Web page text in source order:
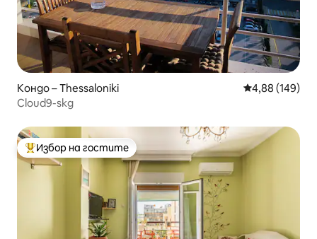
Кондо – Thessaloniki Средна
4,88 (149)
Cloud9-skg
Най-популярен избор на гостите
Избор на гостите